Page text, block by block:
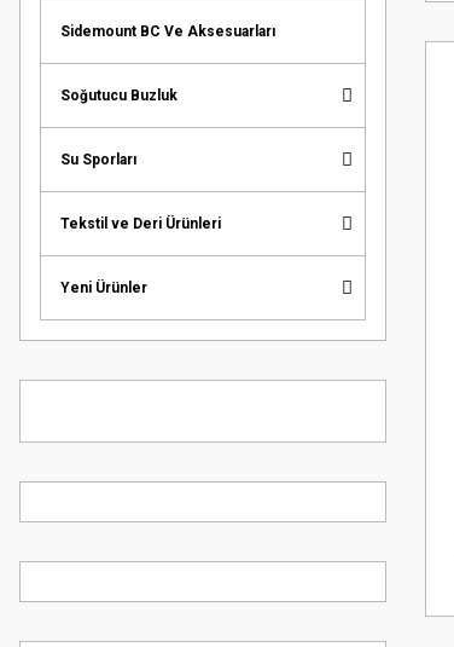
Sidemount BC Ve Aksesuarları
Soğutucu Buzluk
Su Sporları
Tekstil ve Deri Ürünleri
Yeni Ürünler